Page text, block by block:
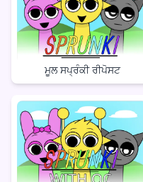
ਮੂਲ ਸਪ੍ਰੰਕੀ ਰੀਪੋਸਟ